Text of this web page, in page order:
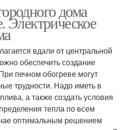
дома
Электрическое
вдали от центральной
обеспечить создание
печном обогреве могут
трудности. Надо иметь в
а также создать условия
тепла по всем
оптимальным решением